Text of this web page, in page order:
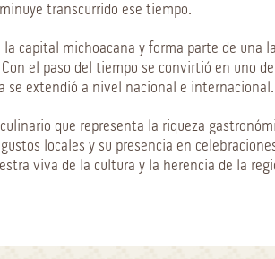
transcurrido ese tiempo.
capital michoacana y forma parte de una
el paso del tiempo se convirtió en uno
se extendió a nivel nacional e internacional.
que representa la riqueza
locales y su presencia en
viva de la cultura y la herencia de la